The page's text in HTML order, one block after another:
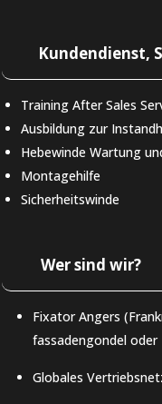
Kundendienst,
Training After Sales
Ausbildung zur
Hebewinde Wartung
Montagehilfe
Sicherheitswinde
Wer sind wir?
Fixator Angers
fassadengondel
Globales